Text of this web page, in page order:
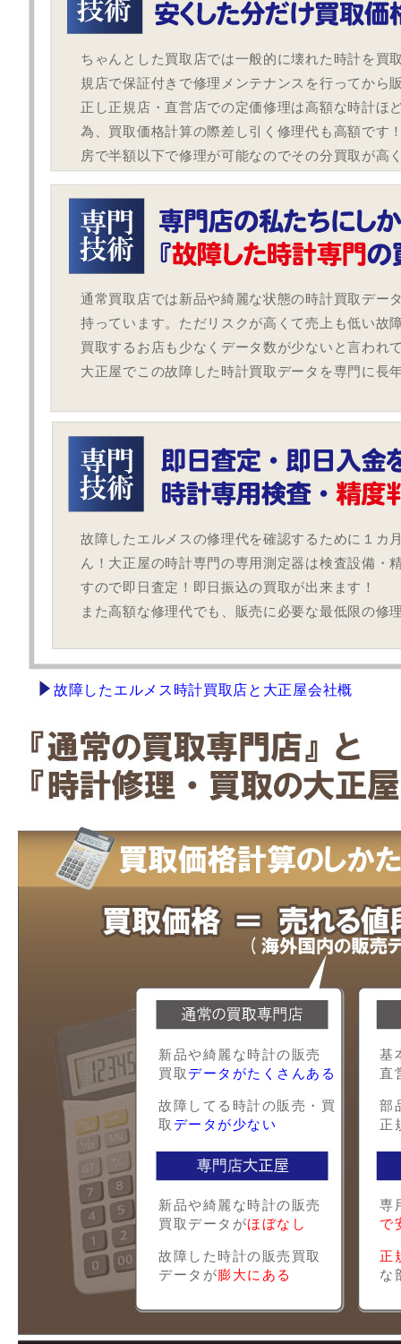
ちゃんとした買取店では一般的に壊れた時計を買
規店で保証付きで修理メンテナンスを行ってから
正し正規店・直営店での定価修理は高額な時計ほ
為、買取価格計算の際差し引く修理代も高額です
房で半額以下で修理が可能なのでその分買取が高
通常買取店では新品や綺麗な状態の時計買取デー
持っています。ただリスクが高くて売上も低い故
買取するお店も少なくデータ数が少ないと言われ
大正屋でこの故障した時計買取データを専門に長
故障したエルメスの修理代を確認するために１カ
ん！大正屋の時計専門の専用測定器は検査設備・
すので即日査定！即日振込の買取が出来ます！
また高額な修理代でも、販売に必要な最低限の修
故障したエルメス時計買取店と大正屋会社概
新品や綺麗な時計の販売
買取 データがたくさんある
故障してる時計の販売・買
取 データが少ない
基
直
部
正
新品や綺麗な時計の販売
買取データがほぼなし
故障した時計の販売買取
データが膨大にある
専
で
正
な